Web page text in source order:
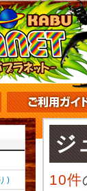
)
ジ
10件